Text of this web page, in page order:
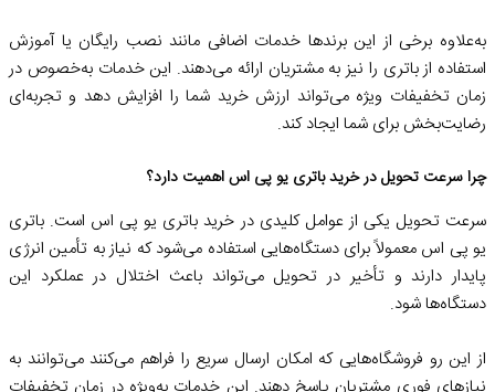
به‌علاوه برخی از این برندها خدمات اضافی مانند نصب رایگان یا آموزش
استفاده از باتری را نیز به مشتریان ارائه می‌دهند. این خدمات به‌خصوص در
زمان تخفیفات ویژه می‌تواند ارزش خرید شما را افزایش دهد و تجربه‌ای
رضایت‌بخش برای شما ایجاد کند.
چرا سرعت تحویل در خرید باتری یو پی اس اهمیت دارد؟
سرعت تحویل یکی از عوامل کلیدی در خرید باتری یو پی اس است. باتری
یو پی اس معمولاً برای دستگاه‌هایی استفاده می‌شود که نیاز به تأمین انرژی
پایدار دارند و تأخیر در تحویل می‌تواند باعث اختلال در عملکرد این
دستگاه‌ها شود.
از این رو فروشگاه‌هایی که امکان ارسال سریع را فراهم می‌کنند می‌توانند به